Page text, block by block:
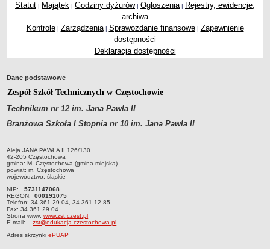
Zespoły Szkół
Techniczne Zakłady Naukowe
Przedszkola Miejskie
Zlikwidowane gimnazja
Przekształcone szkoły i placówki
Wielofunkcyjna Placówka
SPECJALNE OŚRODKI SZKOLNO-WYCHOWAWCZE
Specjalny Ośrodek nr 5
BURSA MIEJSKA
Dane podstawowe
Statut
Majątek
Godziny dyżurów
Statut | Majątek | Godziny dyżurów| Ogłoszenia | Rejestry, ewidencje,
archiwa
Kontrole| Zarządzenia| Sprawozdanie finansowe| Zapewnienie
dostępności
Deklaracja dostępności
Dane podstawowe
Zespół Szkół Technicznych w Częstochowie
Technikum nr 12 im. Jana Pawła II
Branżowa Szkoła I Stopnia nr 10 im. Jana Pawła II
Aleja JANA PAWŁA II 126/130
42-205 Częstochowa
gmina: M. Częstochowa (gmina miejska)
powiat: m. Częstochowa
województwo: śląskie
NIP:5731147068
REGON:000191075
Telefon: 34 361 29 04, 34 361 12 85
Fax: 34 361 29 04
Strona www:www.zst.czest.pl
E-mail:zst@edukacja.czestochowa.pl
Adres skrzynkiePUAP